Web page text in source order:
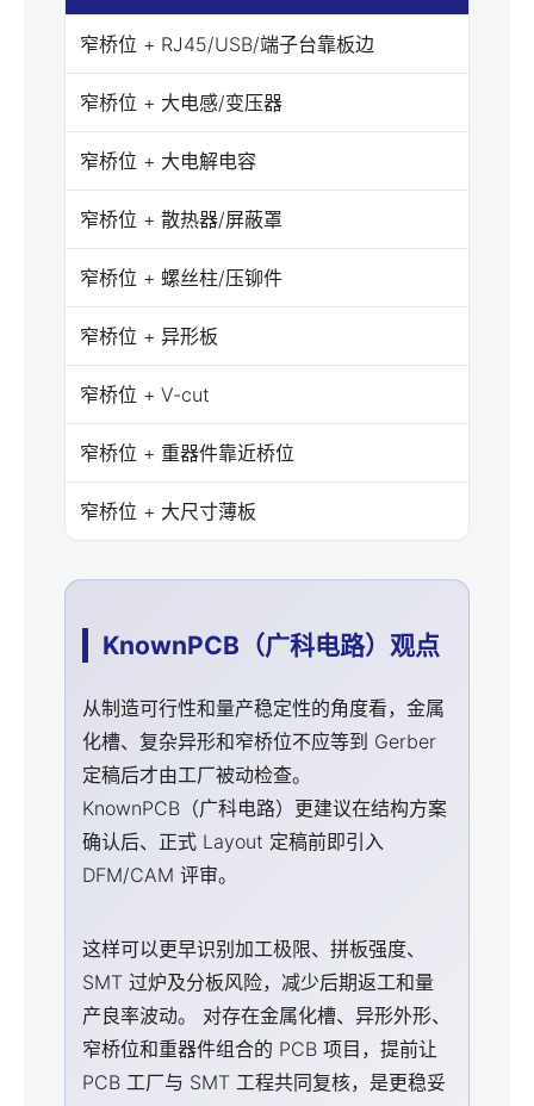
窄桥位 + RJ45/USB/端子台靠板边
窄桥位 + 大电感/变压器
窄桥位 + 大电解电容
窄桥位 + 散热器/屏蔽罩
窄桥位 + 螺丝柱/压铆件
窄桥位 + 异形板
窄桥位 + V-cut
窄桥位 + 重器件靠近桥位
窄桥位 + 大尺寸薄板
KnownPCB（广科电路）观点
从制造可行性和量产稳定性的角度看，金属
化槽、复杂异形和窄桥位不应等到 Gerber
定稿后才由工厂被动检查。
KnownPCB（广科电路）更建议在结构方案
确认后、正式 Layout 定稿前即引入
DFM/CAM 评审。
这样可以更早识别加工极限、拼板强度、
SMT 过炉及分板风险，减少后期返工和量
产良率波动。 对存在金属化槽、异形外形、
窄桥位和重器件组合的 PCB 项目，提前让
PCB 工厂与 SMT 工程共同复核，是更稳妥